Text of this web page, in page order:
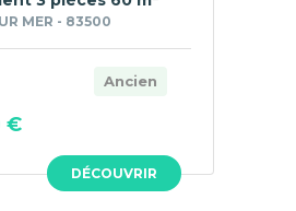
DÉCOUVRIR
MER - 83500
Ancien
€